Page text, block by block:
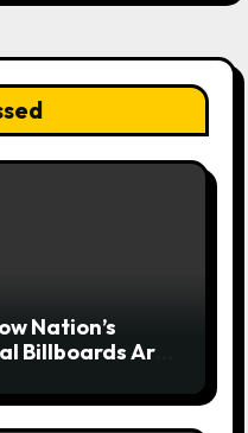
Nation’s
Billboards Are